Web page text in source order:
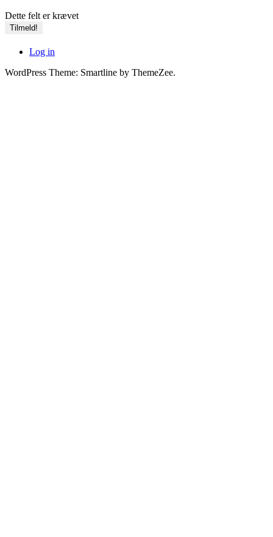
Dette felt er krævet
Log in
WordPress Theme: Smartline by ThemeZee.